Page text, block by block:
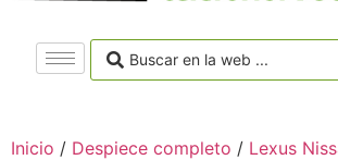
Inicio / Despiece completo / Lexus